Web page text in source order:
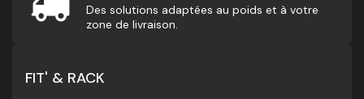
Des solutions adaptées au poids et à votre
zone de livraison.
FIT' & RACK